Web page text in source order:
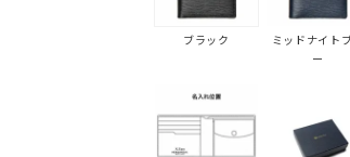
ブラック
ミッドナイト
ー